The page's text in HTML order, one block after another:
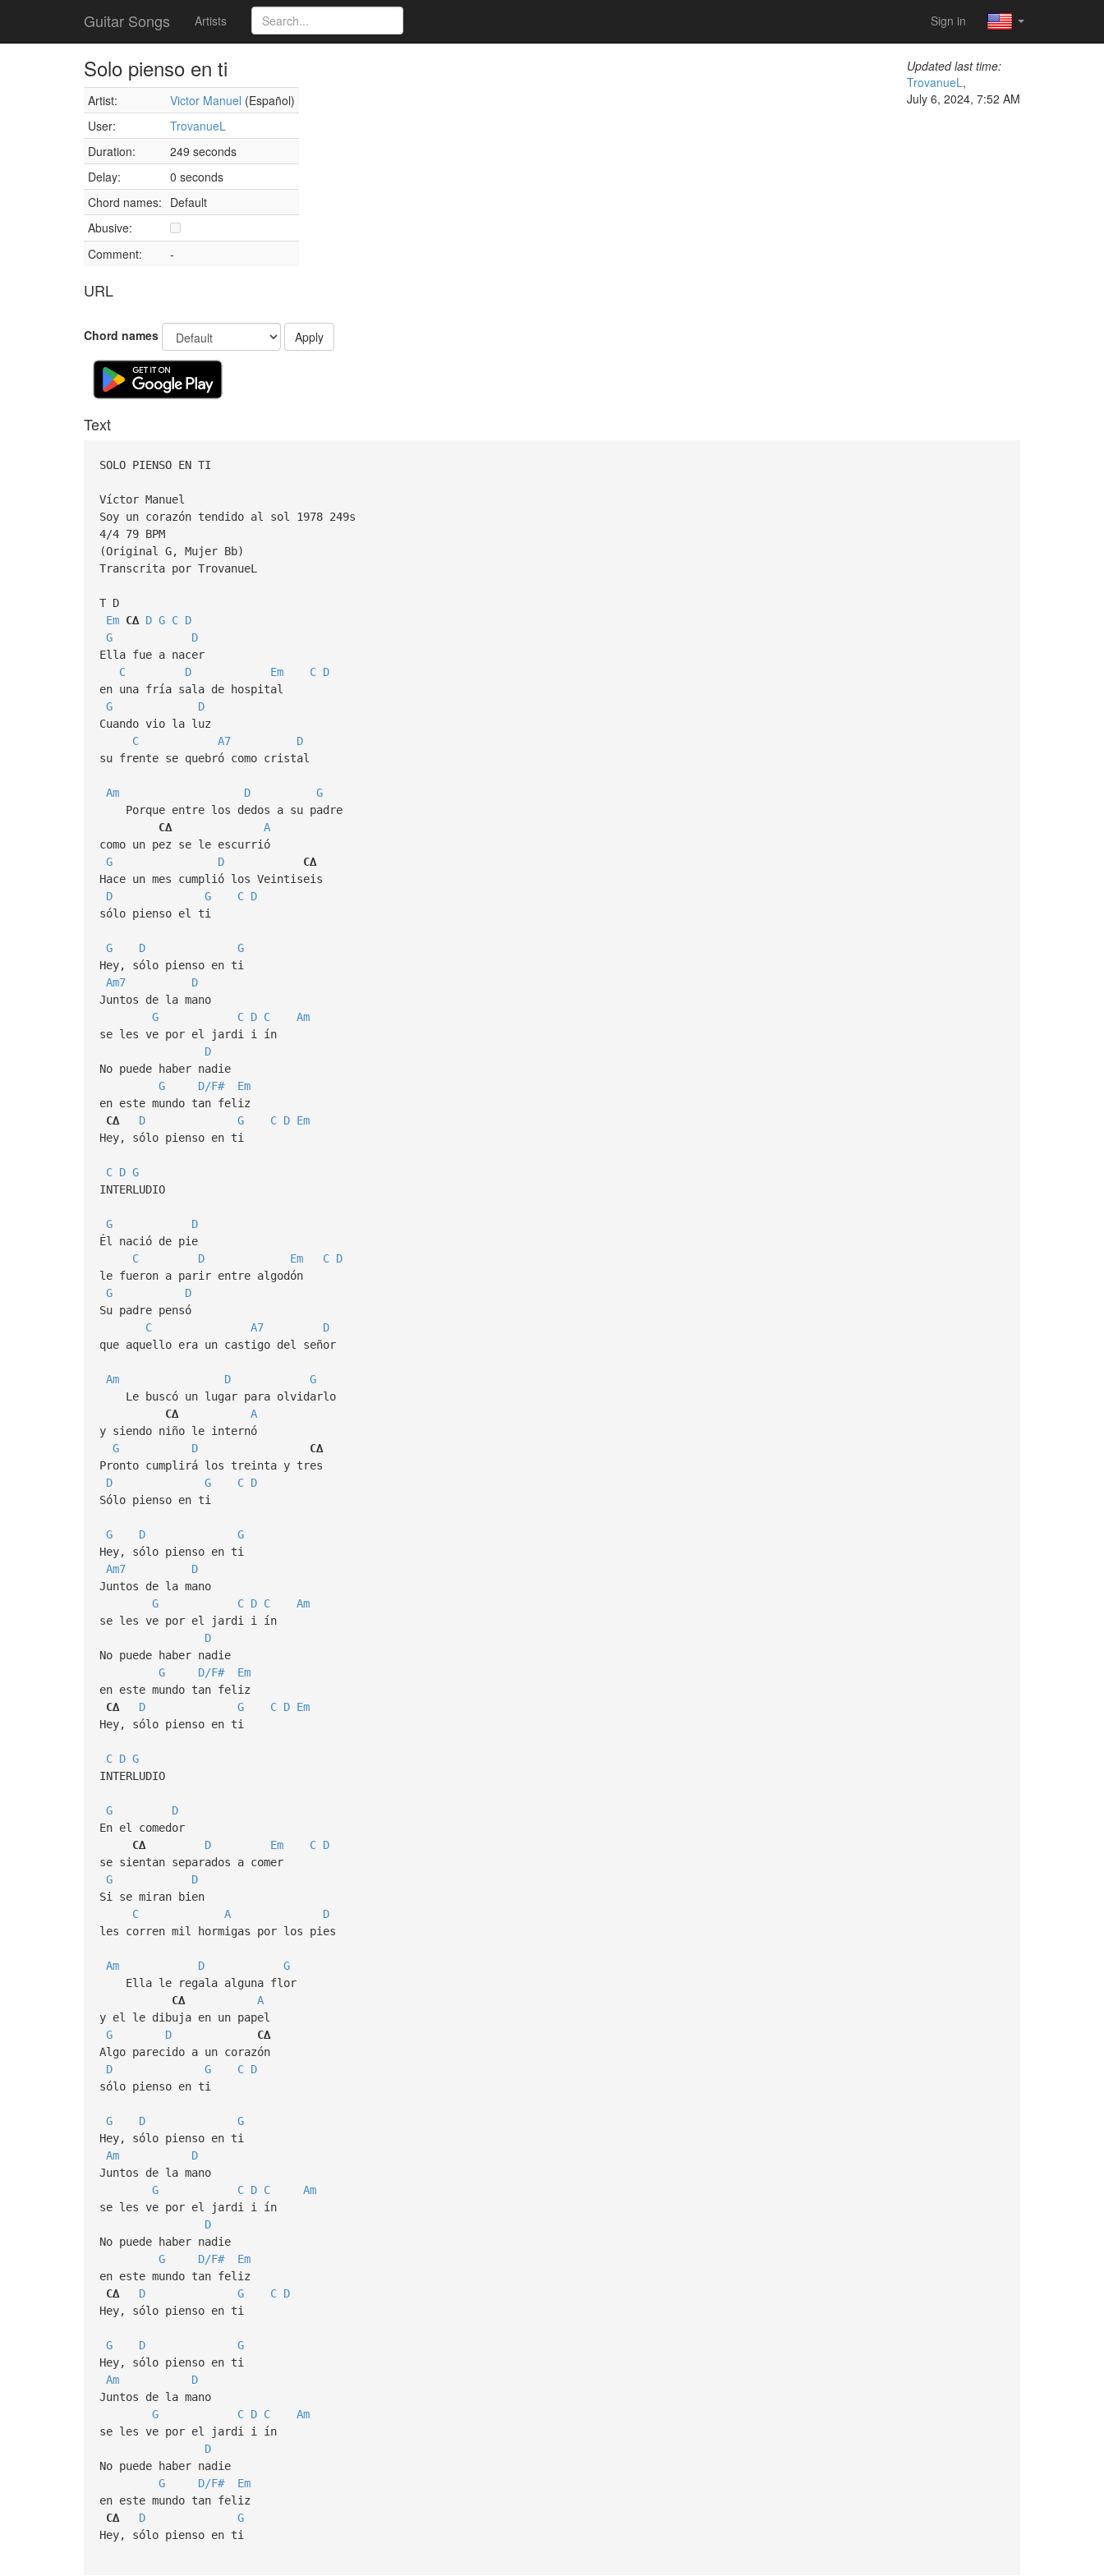
Guitar Songs Artists Sign in
Solo pienso en ti
Artist: Victor Manuel (Español)
User:
TrovanueL
Duration:
249 seconds
Delay:
0 seconds
Chord names: Default
Abusive:
Comment:
-
URL
Updated last time:
TrovanueL,
July 6, 2024, 7:52 AM
Chord names Apply
Text
SOLO PIENSO EN TI
Víctor Manuel
Soy un corazón tendido al sol 1978 249s
4/4 79 BPM
(Original G, Mujer Bb)
Transcrita por TrovanueL
T D
Em C∆ D G C D
G
D
Ella fue a nacer
C
D Em C D
en una fría sala de hospital
G
D
Cuando vio la luz
C
A7
D
su frente se quebró como cristal
Am D
G
Porque entre los dedos a su padre
C∆
A
como un pez se le escurrió
G
D
C∆
Hace un mes cumplió los Veintiseis
D
G C D
sólo pienso el ti
G D
G
Hey, sólo pienso en ti
Am7
D
Juntos de la mano
G
C D C
Am
se les ve por el jardi i ín
D
No puede haber nadie
G
D/F#
Em
en este mundo tan feliz
C∆
D G C D Em
Hey, sólo pienso en ti
C D G
INTERLUDIO
G
D
Él nació de pie
C
D Em C D
le fueron a parir entre algodón
G
D
Su padre pensó
C
A7
D
que aquello era un castigo del señor
Am D
G
Le buscó un lugar para olvidarlo
C∆
A
y siendo niño le internó
G
D
C∆
Pronto cumplirá los treinta y tres
D
G C D
Sólo pienso en ti
G D
G
Hey, sólo pienso en ti
Am7
D
Juntos de la mano
G
C D C
Am
se les ve por el jardi i ín
D
No puede haber nadie
G
D/F#
Em
en este mundo tan feliz
C∆
D G C D Em
Hey, sólo pienso en ti
C D G
INTERLUDIO
G
D
En el comedor
C∆
D Em C D
se sientan separados a comer
G
D
Si se miran bien
C
A
D
les corren mil hormigas por los pies
Am D
G
Ella le regala alguna flor
C∆
A
y el le dibuja en un papel
G
D
C∆
Algo parecido a un corazón
D
G C D
sólo pienso en ti
G D
G
Hey, sólo pienso en ti
Am
D
Juntos de la mano
G
C D C
Am
se les ve por el jardi i ín
D
No puede haber nadie
G
D/F#
Em
en este mundo tan feliz
C∆
D G C D
Hey, sólo pienso en ti
G D
G
Hey, sólo pienso en ti
Am
D
Juntos de la mano
G
C D C
Am
se les ve por el jardi i ín
D
No puede haber nadie
G
D/F#
Em
en este mundo tan feliz
C∆
D
G
Hey, sólo pienso en ti